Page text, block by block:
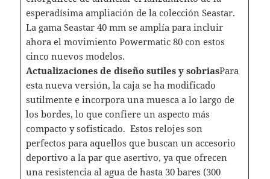
esperadísima ampliación de la colección Seastar.
La gama Seastar 40 mm se amplía para incluir
ahora el movimiento Powermatic 80 con estos
cinco nuevos modelos.
Actualizaciones de diseño sutiles y sobriasPara
esta nueva versión, la caja se ha modificado
sutilmente e incorpora una muesca a lo largo de
los bordes, lo que confiere un aspecto más
compacto y sofisticado. Estos relojes son
perfectos para aquellos que buscan un accesorio
deportivo a la par que asertivo, ya que ofrecen
una resistencia al agua de hasta 30 bares (300